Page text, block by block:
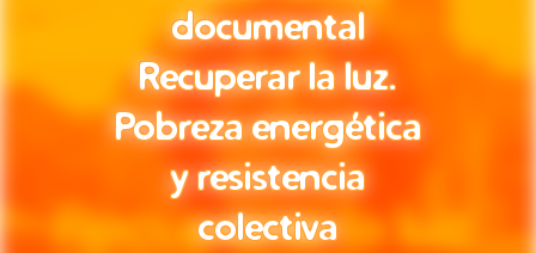
documental
Recuperar la luz.
Pobreza energética
y resistencia
colectiva
documental
Recuperar la luz.
Pobreza energética
y resistencia
colectiva